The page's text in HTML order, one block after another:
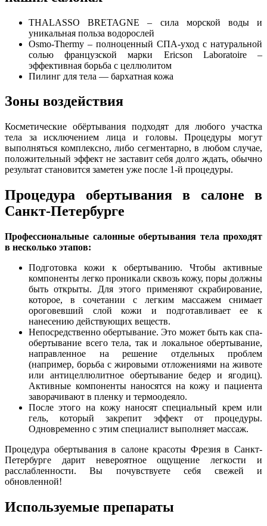
THALASSO BRETAGNE – сила морской воды и
уникальная польза водорослей
Osmo-Thermy – полноценный СПА-уход с натуральной
солью французской марки Ericson Laboratoire –
эффективная борьба с целлюлитом
Пилинг для тела — бархатная кожа
Зоны воздействия
Косметические обёртывания подходят для любого участка
тела за исключением лица и головы. Процедуры могут
выполняться комплексно, либо сегментарно, в любом случае,
положительный эффект не заставит себя долго ждать, обычно
результат становится заметен уже после 1-й процедуры.
Процедура обертывания в салоне в
Санкт-Петербурге
Профессиональные салонные обертывания тела проходят
в несколько этапов:
Подготовка кожи к обертыванию. Чтобы активные
компоненты легко проникали сквозь кожу, поры должны
быть открыты. Для этого применяют скрабирование,
которое, в сочетании с легким массажем снимает
ороговевший слой кожи и подготавливает ее к
нанесению действующих веществ.
Непосредственно обертывание. Это может быть как спа-
обертывание всего тела, так и локальное обертывание,
направленное на решение отдельных проблем
(например, борьба с жировыми отложениями на животе
или антицеллюлитное обертывание бедер и ягодиц).
Активные компоненты наносятся на кожу и пациента
заворачивают в пленку и термоодеяло.
После этого на кожу наносят специальный крем или
гель, который закрепит эффект от процедуры.
Одновременно с этим специалист выполняет массаж.
Процедура обертывания в салоне красоты Фрезия в Санкт-
Петербурге дарит невероятное ощущение легкости и
расслабленности. Вы почувствуете себя свежей и
обновленной!
Используемые препараты